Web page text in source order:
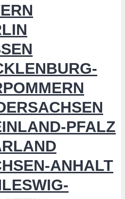
PFALZ
ANHALT